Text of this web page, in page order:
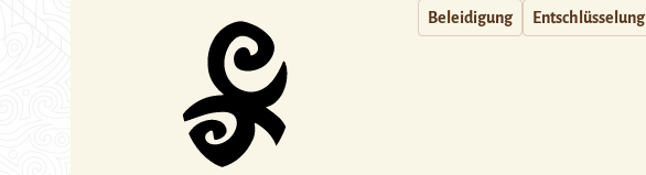
Beleidigung Entschlüsselung